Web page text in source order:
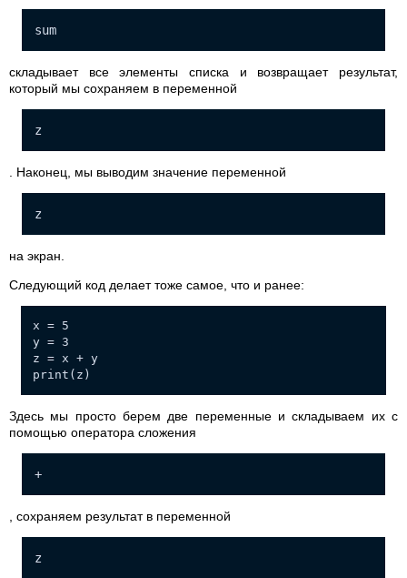
sum
складывает все элементы списка и возвращает результат,
который мы сохраняем в переменной
z
. Наконец, мы выводим значение переменной
z
на экран.
Следующий код делает тоже самое, что и ранее:
x = 5
y = 3
z = x + y
print(z)
Здесь мы просто берем две переменные и складываем их с
помощью оператора сложения
+
, сохраняем результат в переменной
z